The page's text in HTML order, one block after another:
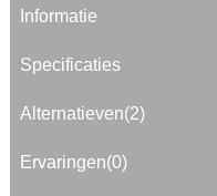
Informatie
Specificaties
Alternatieven(2)
Ervaringen(0)